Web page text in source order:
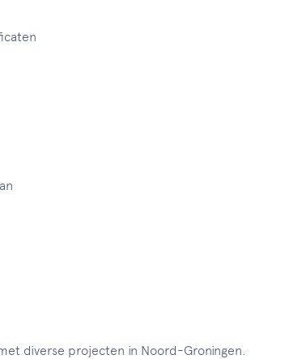
diverse projecten in Noord-Groningen.